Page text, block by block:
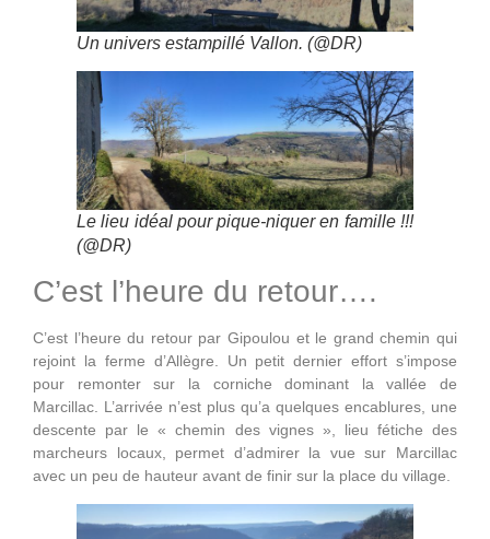
Un univers estampillé Vallon. (@DR)
Le lieu idéal pour pique-niquer en famille !!!
(@DR)
C’est l’heure du retour….
C’est l’heure du retour par Gipoulou et le grand chemin qui
rejoint la ferme d’Allègre. Un petit dernier effort s’impose
pour remonter sur la corniche dominant la vallée de
Marcillac. L’arrivée n’est plus qu’a quelques encablures, une
descente par le « chemin des vignes », lieu fétiche des
marcheurs locaux, permet d’admirer la vue sur Marcillac
avec un peu de hauteur avant de finir sur la place du village.